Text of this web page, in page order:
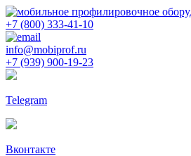
+7 (800) 333-41-10
info@mobiprof.ru
+7 (939) 900-19-23
Telegram
Вконтакте